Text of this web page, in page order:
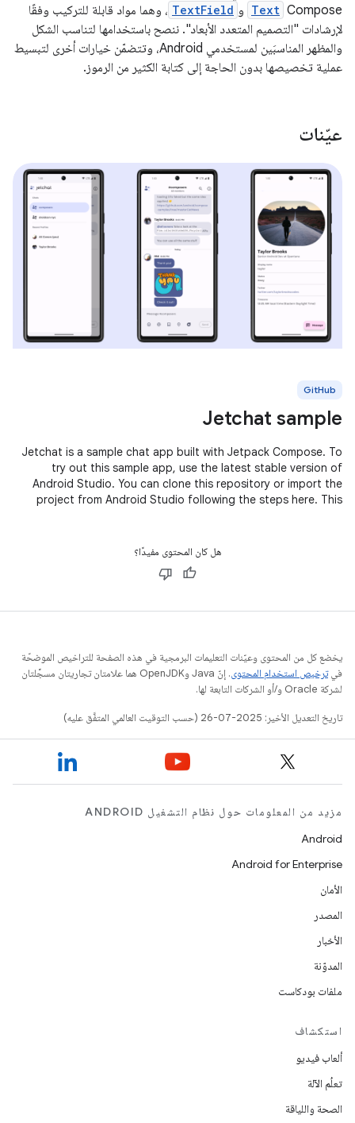
Compose
Text و TextField ، وهما مواد قابلة للتركيب وفقًا
لإرشادات "التصميم المتعدد الأبعاد". ننصح باستخدامها لتناسب الشكل
والمظهر المناسبَين لمستخدمي Android، وتتضمّن خيارات أخرى لتبسيط
عملية تخصيصها بدون الحاجة إلى كتابة الكثير من الرموز.
عيّنات
GitHub
Jetchat sample
Jetchat is a sample chat app built with Jetpack Compose. To
try out this sample app, use the latest stable version of
Android Studio. You can clone this repository or import the
project from Android Studio following the steps here. This
هل كان المحتوى مفيدًا؟
يخضع كل من المحتوى وعيّنات التعليمات البرمجية في هذه الصفحة للتراخيص الموضحّة
فيترخيص استخدام المحتوى
. إنّ Java وOpenJDK هما علامتان تجاريتان مسجَّلتان
لشركة Oracle و/أو الشركات التابعة لها.
تاريخ التعديل الأخير: 2025-07-26 (حسب التوقيت العالمي المتفَّق عليه)
مزيد من المعلومات حول نظام التشغيل ANDROID
Android
Android for Enterprise
الأمان
المصدر
الأخبار
المدوّنة
ملفات بودكاست
استكشاف
ألعاب فيديو
تعلُم الآلة
الصحة واللياقة